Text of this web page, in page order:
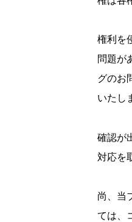
権利を
問題が
グのお
いたし
確認が
対応を
尚、当
ては、